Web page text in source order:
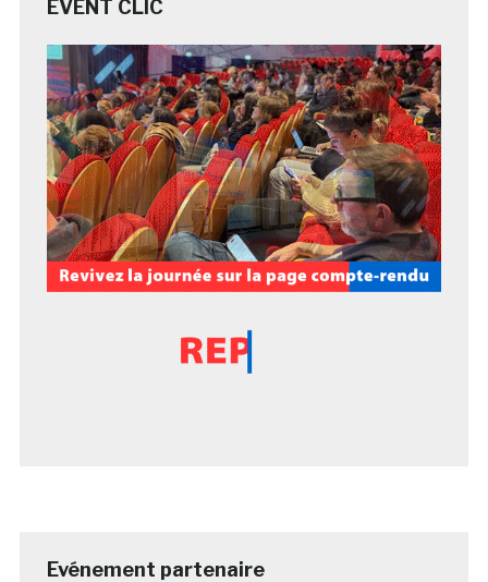
EVENT CLIC
Evénement partenaire